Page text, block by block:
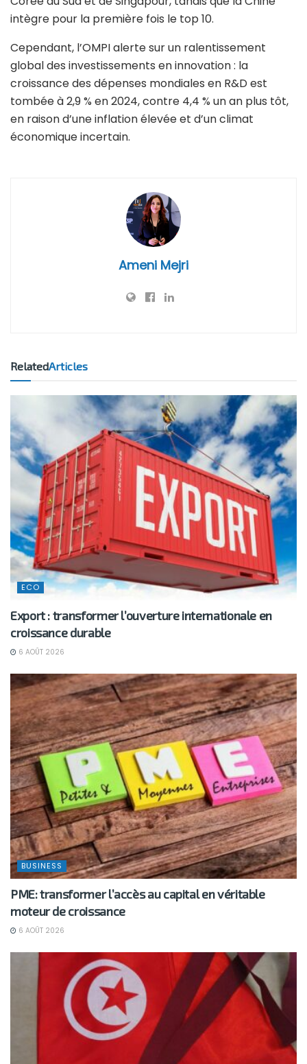
intègre pour la première fois le top 10.
Cependant, l’OMPI alerte sur un ralentissement
global des investissements en innovation : la
croissance des dépenses mondiales en R&D est
tombée à 2,9 % en 2024, contre 4,4 % un an plus tôt,
en raison d’une inflation élevée et d’un climat
économique incertain.
Ameni Mejri
RelatedArticles
ECO
Export : transformer l’ouverture internationale en
croissance durable
6 AOÛT 2026
BUSINESS
PME: transformer l’accès au capital en véritable
moteur de croissance
6 AOÛT 2026